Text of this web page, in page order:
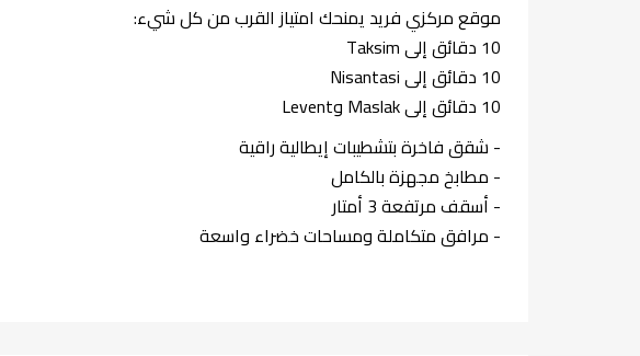
موقع مركزي فريد يمنحك امتياز القرب من كل شيء:
10 دقائق إلى Taksim
10 دقائق إلى Nisantasi
10 دقائق إلى Maslak وLevent
- شقق فاخرة بتشطيبات إيطالية راقية
- مطابخ مجهزة بالكامل
- أسقف مرتفعة 3 أمتار
- مرافق متكاملة ومساحات خضراء واسعة